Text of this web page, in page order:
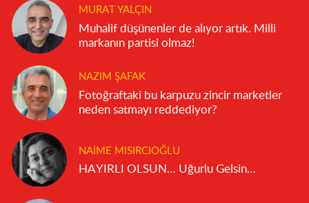
MURAT YALÇIN
Muhalif düşünenler de alıyor artık. Milli
markanın partisi olmaz!
NAZIM ŞAFAK
Fotoğraftaki bu karpuzu zincir marketler
neden satmayı reddediyor?
NAIME MISIRCIOĞLU
HAYIRLI OLSUN… Uğurlu Gelsin…